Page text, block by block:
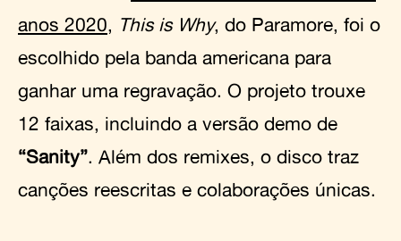
anos 2020
This is Why, do Paramore, foi o
escolhido pela banda americana para
ganhar uma regravação. O projeto trouxe
12 faixas, incluindo a versão demo de
“Sanity”. Além dos remixes, o disco traz
canções reescritas e colaborações únicas.